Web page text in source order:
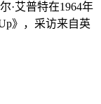
·艾普特在1964年
》，采访来自英